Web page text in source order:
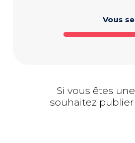
Vous
Si vous êtes une
souhaitez publier